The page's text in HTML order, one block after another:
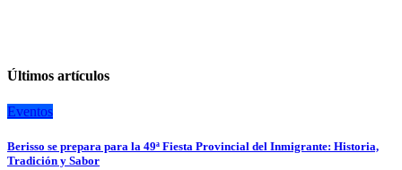
Últimos artículos
Eventos
Berisso se prepara para la 49ª Fiesta Provincial del Inmigrante: Historia,
Tradición y Sabor